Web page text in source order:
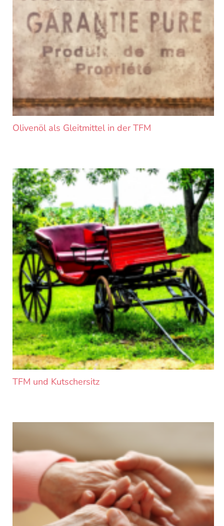
Olivenöl als Gleitmittel in der TFM
TFM und Kutschersitz